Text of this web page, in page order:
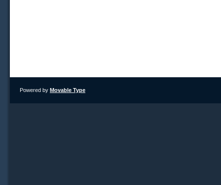
Powered by Movable Type